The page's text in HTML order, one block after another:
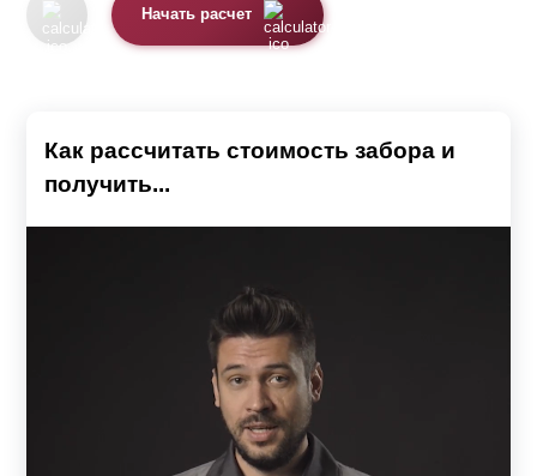
Начать расчет
Как рассчитать стоимость забора и
получить...